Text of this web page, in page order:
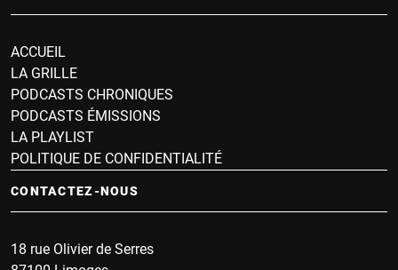
ACCUEIL
LA GRILLE
PODCASTS CHRONIQUES
PODCASTS ÉMISSIONS
LA PLAYLIST
POLITIQUE DE CONFIDENTIALITÉ
CONTACTEZ-NOUS
18 rue Olivier de Serres